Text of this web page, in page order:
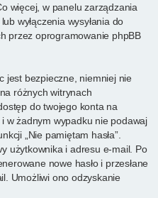
więcej, w panelu zarządzania
wyłączenia wysyłania do
przez oprogramowanie phpBB
jest bezpieczne, niemniej nie
różnych witrynach
do twojego konta na
i w żadnym wypadku nie podawaj
„Nie pamiętam hasła”.
użytkownika i adresu e-mail. Po
nowe hasło i przesłane
Umożliwi ono odzyskanie